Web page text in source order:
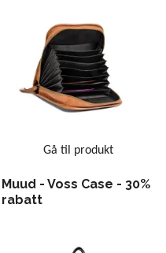
Gå til produkt
Muud - Voss Case - 30%
rabatt